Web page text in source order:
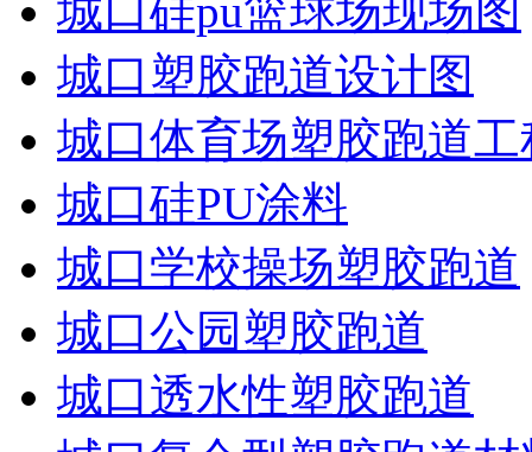
城口硅pu篮球场现场图
城口塑胶跑道设计图
城口体育场塑胶跑道工
城口硅PU涂料
城口学校操场塑胶跑道
城口公园塑胶跑道
城口透水性塑胶跑道